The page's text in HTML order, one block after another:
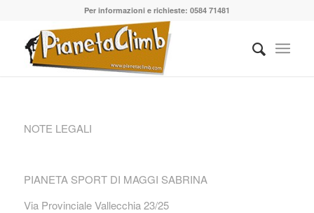
Per informazioni e richieste: 0584 71481
NOTE LEGALI
PIANETA SPORT DI MAGGI SABRINA
Via Provinciale Vallecchia 23/25